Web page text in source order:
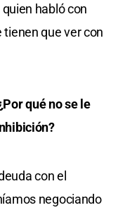
habló con
que ver con
qué no se le
con el
negociando